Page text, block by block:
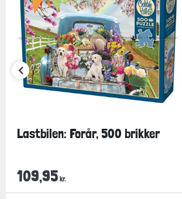
Lastbilen: Forår, 500 brikker
109,95 kr.